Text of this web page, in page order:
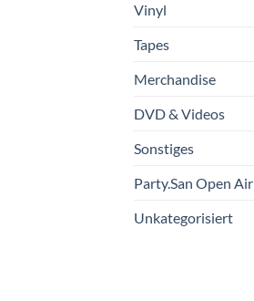
Vinyl
Tapes
Merchandise
DVD & Videos
Sonstiges
Party.San Open Air
Unkategorisiert